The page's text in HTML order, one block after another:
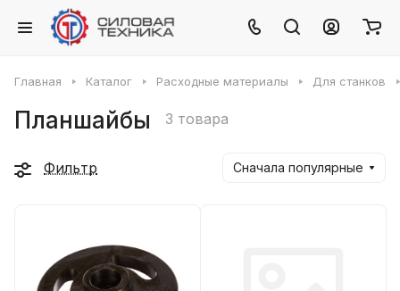
Главная Каталог Расходные материалы Для станков
Планшайбы 3 товара
Фильтр Сначала популярные